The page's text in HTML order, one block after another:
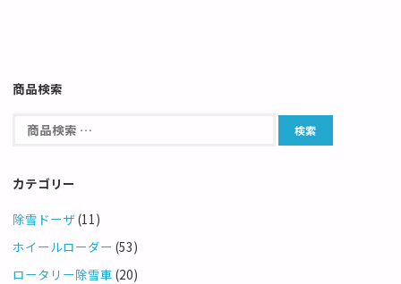
商品検索
カテゴリー
除雪ドーザ(11)
ホイールローダー (53)
ロータリー除雪車 (20)